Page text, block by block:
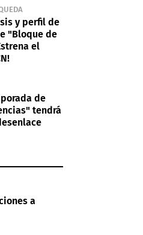
y perfil de
"Bloque de
el
de
tendrá
a